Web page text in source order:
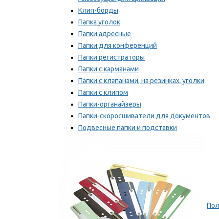
Клип-борды
Папка уголок
Папки адресные
Папки для конференций
Папки регистраторы
Папки с карманами
Папки с клапанами, на резинках, уголки
Папки с клипом
Папки-органайзеры
Папки-скоросшиватели для документов
Подвесные папки и подставки